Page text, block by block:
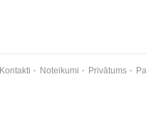
Kontakti Noteikumi Privātums